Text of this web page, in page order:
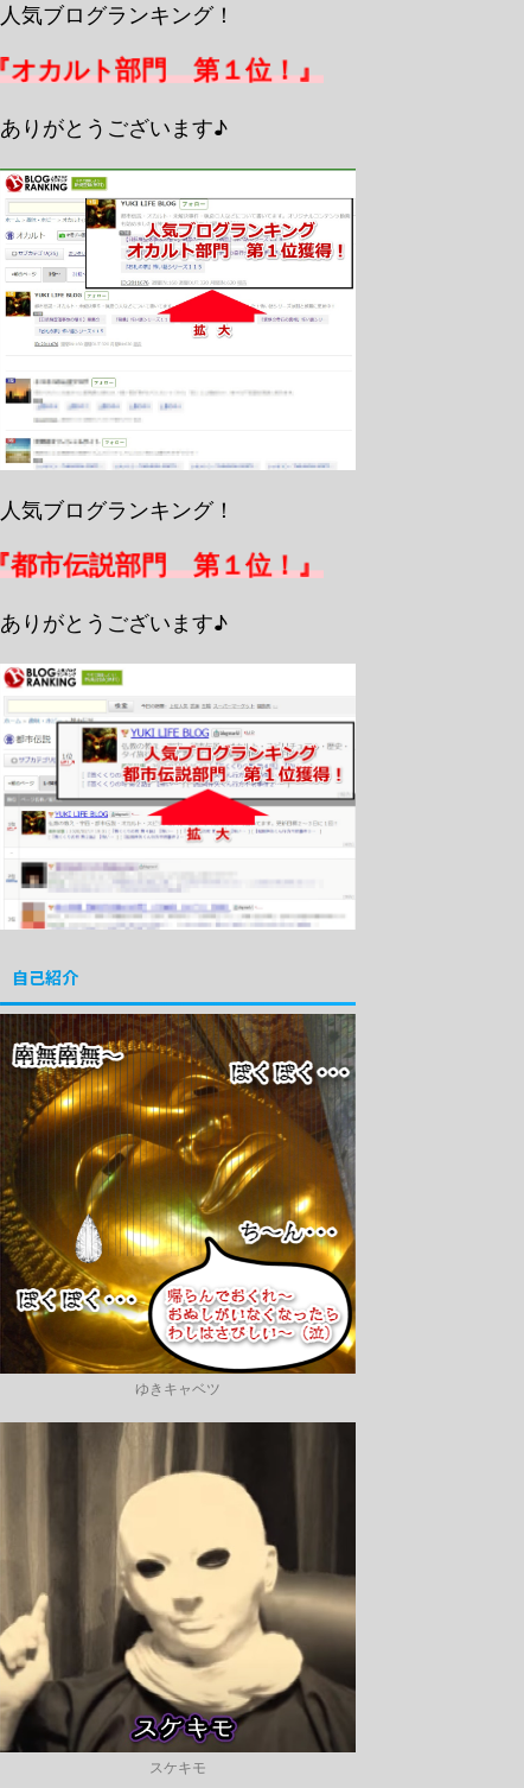
人気ブログランキング！
『オカルト部門 第１位！』
ありがとうございます♪
人気ブログランキング！
『都市伝説部門 第１位！』
ありがとうございます♪
自己紹介
ゆきキャベツ
スケキモ